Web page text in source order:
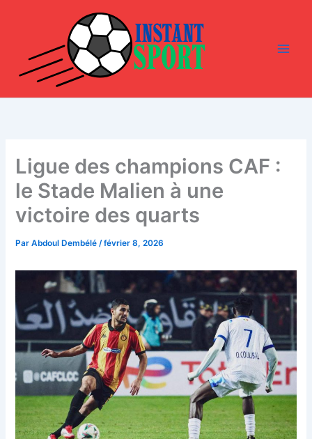
Ligue des champions CAF :
le Stade Malien à une
victoire des quarts
ParAbdoul Dembélé/février 8, 2026